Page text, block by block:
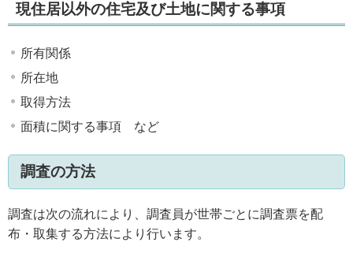
現住居以外の住宅及び土地に関する事項
所有関係
所在地
取得方法
面積に関する事項 など
調査の方法
調査は次の流れにより、調査員が世帯ごとに調査票を配
布・取集する方法により行います。